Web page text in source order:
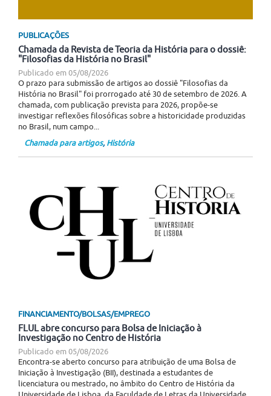
PUBLICAÇÕES
Chamada da Revista de Teoria da História para o dossiê:
"Filosofias da História no Brasil"
Publicado em 05/08/2026
O prazo para submissão de artigos ao dossiê "Filosofias da
História no Brasil" foi prorrogado até 30 de setembro de 2026. A
chamada, com publicação prevista para 2026, propõe-se
investigar reflexões filosóficas sobre a historicidade produzidas
no Brasil, num campo...
Chamada para artigos, História
FINANCIAMENTO/BOLSAS/EMPREGO
FLUL abre concurso para Bolsa de Iniciação à
Investigação no Centro de História
Publicado em 05/08/2026
Encontra-se aberto concurso para atribuição de uma Bolsa de
Iniciação à Investigação (BII), destinada a estudantes de
licenciatura ou mestrado, no âmbito do Centro de História da